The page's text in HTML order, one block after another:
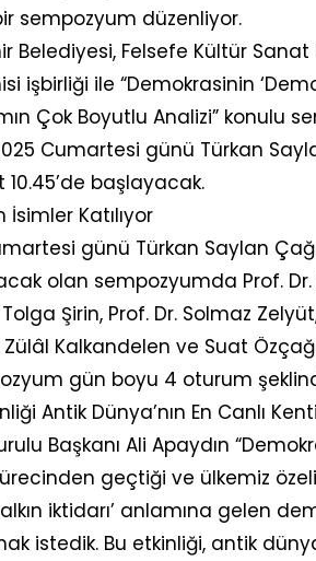
sempozyum düzenliyor.
Belediyesi, Felsefe Kültür
işbirliği ile “Demokrasinin
Çok Boyutlu Analizi” konulu
Cumartesi günü Türkan
başlayacak.
Katılıyor
günü Türkan Saylan
olan sempozyumda Prof. Dr.
Şirin, Prof. Dr. Solmaz
Zülâl Kalkandelen ve Suat
gün boyu 4 oturum
Antik Dünya’nın En Canlı
Başkanı Ali Apaydın
geçtiği ve ülkemiz
iktidarı’ anlamına gelen
istedik. Bu etkinliği, antik